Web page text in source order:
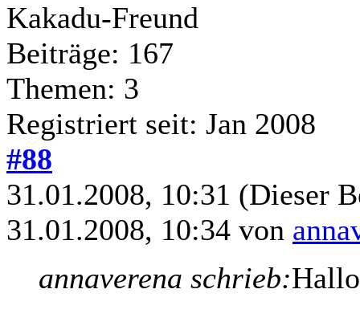
Kakadu-Freund
Beiträge: 167
Themen: 3
Registriert seit: Jan 2008
#88
31.01.2008, 10:31 (Dieser
31.01.2008, 10:34 von
annaverena schrieb: